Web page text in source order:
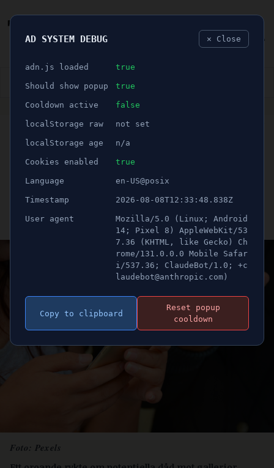
👮🏻‍♂️ BLÅLJUS ÅSIKTER SPORT
ANNONS
Rykte om galleriadåd
sprider sig bland
Södertäljebor
Publicerad 17 augusti 2023 17:25
Uppdaterad 21 juni 2026 12:00
Foto: Pexels
AD SYSTEM DEBUG ✕ Close
adn.js loaded true
Should show popup true
Cooldown active false
localStorage raw not set
localStorage age n/a
Cookies enabled true
Language en-US@posix
Timestamp 2026-08-08T12:33:48.838Z
User agent
Mozilla/5.0 (Linux; Android
14; Pixel 8) AppleWebKit/53
7.36 (KHTML, like Gecko) Ch
rome/131.0.0.0 Mobile Safar
i/537.36; ClaudeBot/1.0; +c
laudebot@anthropic.com)
Copy to clipboard
Reset popup
cooldown